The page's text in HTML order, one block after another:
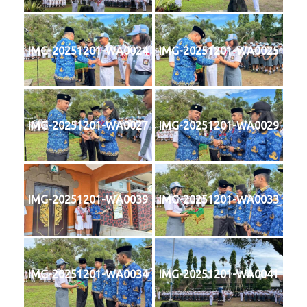
IMG-20251201-WA0024 IMG-20251201-WA0025
IMG-20251201-WA0027 IMG-20251201-WA0029
IMG-20251201-WA0039 IMG-20251201-WA0033
IMG-20251201-WA0034 IMG-20251201-WA0041